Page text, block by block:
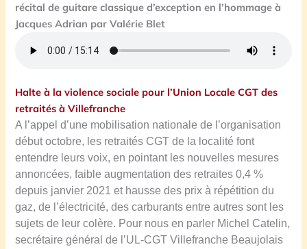
récital de guitare classique d’exception en l’hommage à
Jacques Adrian par Valérie Blet
Halte à la violence sociale pour l’Union Locale CGT des
retraités à Villefranche
A l’appel d’une mobilisation nationale de l’organisation
début octobre, les retraités CGT de la localité font
entendre leurs voix, en pointant les nouvelles mesures
annoncées, faible augmentation des retraites 0,4 %
depuis janvier 2021 et hausse des prix à répétition du
gaz, de l’électricité, des carburants entre autres sont les
sujets de leur colère. Pour nous en parler Michel Catelin,
secrétaire général de l’UL-CGT Villefranche Beaujolais